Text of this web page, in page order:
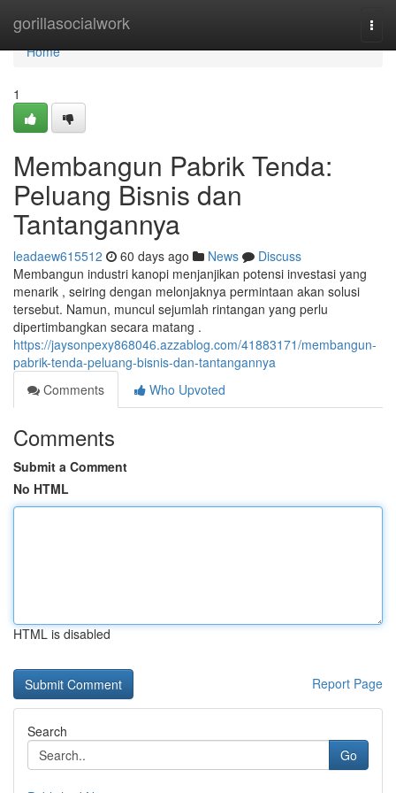
gorillasocialwork
Home
Home
1
Membangun Pabrik Tenda:
Peluang Bisnis dan
Tantangannya
leadaew615512 60 days ago News
Discuss
Membangun industri kanopi menjanjikan potensi investasi yang
menarik , seiring dengan melonjaknya permintaan akan solusi
tersebut. Namun, muncul sejumlah rintangan yang perlu
dipertimbangkan secara matang .
https://jaysonpexy868046.azzablog.com/41883171/membangun-
pabrik-tenda-peluang-bisnis-dan-tantangannya
Comments
Who Upvoted
Comments
Submit a Comment
No HTML
HTML is disabled
Report Page
Search
Go